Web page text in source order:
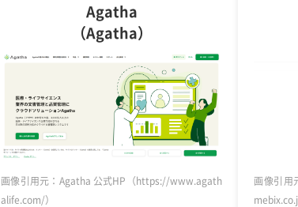
Agatha
（Agatha）
画像引用元：Agatha 公式HP（https://www.agath
alife.com/）
画像引用